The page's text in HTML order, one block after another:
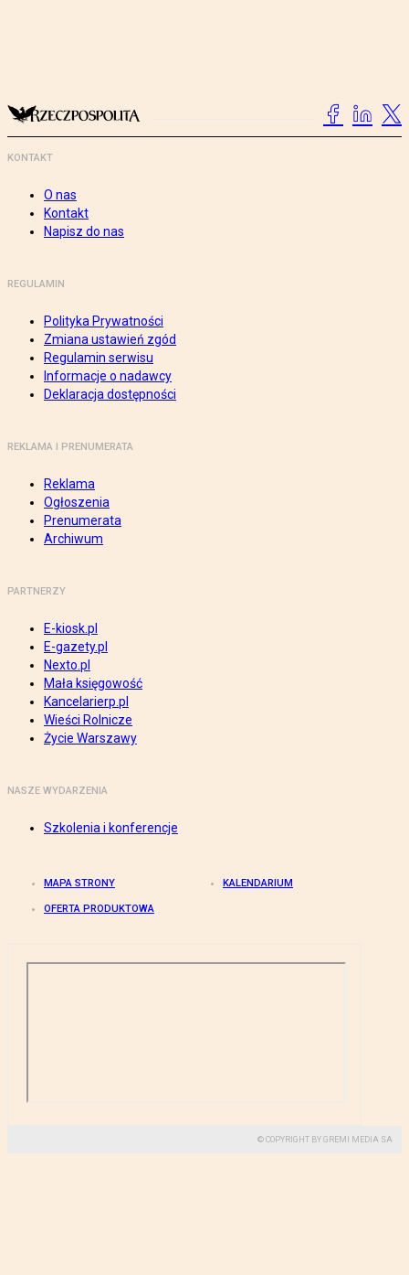
KONTAKT
O nas
Kontakt
Napisz do nas
REGULAMIN
Polityka Prywatności
Zmiana ustawień zgód
Regulamin serwisu
Informacje o nadawcy
Deklaracja dostępności
REKLAMA I PRENUMERATA
Reklama
Ogłoszenia
Prenumerata
Archiwum
PARTNERZY
E-kiosk.pl
E-gazety.pl
Nexto.pl
Mała księgowość
Kancelarierp.pl
Wieści Rolnicze
Życie Warszawy
NASZE WYDARZENIA
Szkolenia i konferencje
MAPA STRONY KALENDARIUM
OFERTA PRODUKTOWA
© COPYRIGHT BY GREMI MEDIA SA